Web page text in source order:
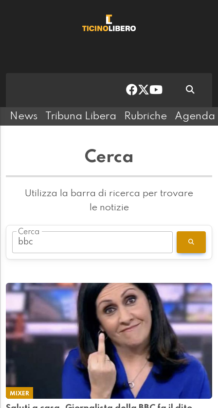
News Tribuna Libera Rubriche Agenda
Cerca
Utilizza la barra di ricerca per trovare
le notizie
Cerca
MIXER